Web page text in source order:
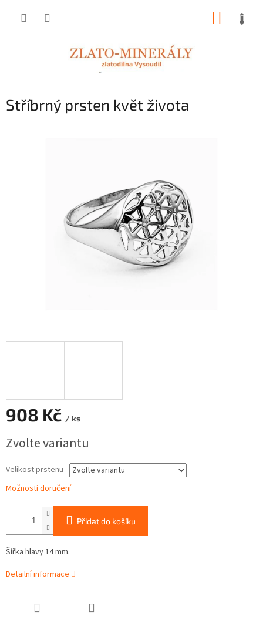
Stříbrný prsten květ života
908 Kč / ks
cena:
Zvolte variantu
Velikost prstenu
Možnosti doručení
Přidat do košíku
Šířka hlavy 14 mm.
Detailní informace